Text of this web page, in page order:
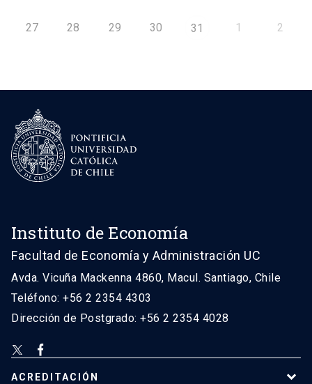
27 28 29 30 31 1 2
Instituto de Economía
Facultad de Economía y Administración UC
Avda. Vicuña Mackenna 4860, Macul. Santiago, Chile
Teléfono: +56 2 2354 4303
Dirección de Postgrado: +56 2 2354 4028
ACREDITACIÓN